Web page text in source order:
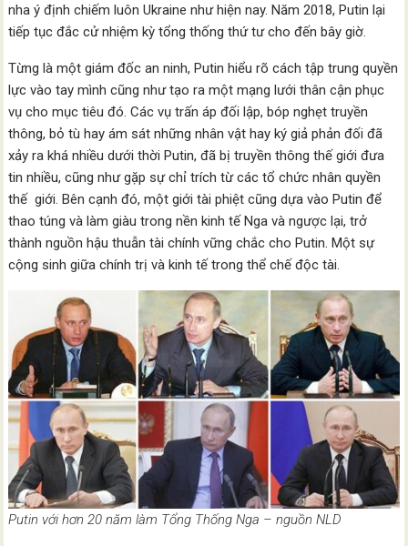
nha ý định chiếm luôn Ukraine như hiện nay. Năm 2018, Putin lại
tiếp tục đắc cử nhiệm kỳ tổng thống thứ tư cho đến bây giờ.
Từng là một giám đốc an ninh, Putin hiểu rõ cách tập trung quyền
lực vào tay mình cũng như tạo ra một mạng lưới thân cận phục
vụ cho mục tiêu đó. Các vụ trấn áp đối lập, bóp nghẹt truyền
thông, bỏ tù hay ám sát những nhân vật hay ký giả phản đối đã
xảy ra khá nhiều dưới thời Putin, đã bị truyền thông thế giới đưa
tin nhiều, cũng như gặp sự chỉ trích từ các tổ chức nhân quyền
thế giới. Bên cạnh đó, một giới tài phiệt cũng dựa vào Putin để
thao túng và làm giàu trong nền kinh tế Nga và ngược lại, trở
thành nguồn hậu thuẫn tài chính vững chắc cho Putin. Một sự
cộng sinh giữa chính trị và kinh tế trong thể chế độc tài.
Putin với hơn 20 năm làm Tổng Thống Nga – nguồn NLD